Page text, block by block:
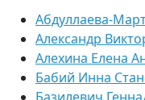
Абдуллаева-
Александр
Алехина Елена
Бабий Инна